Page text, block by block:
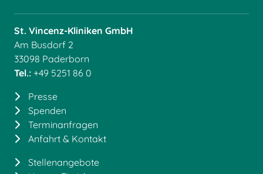
St. Vincenz-Kliniken GmbH
Am Busdorf 2
33098 Paderborn
Tel.: +49 5251 86 0
Presse
Spenden
Terminanfragen
Anfahrt & Kontakt
Stellenangebote